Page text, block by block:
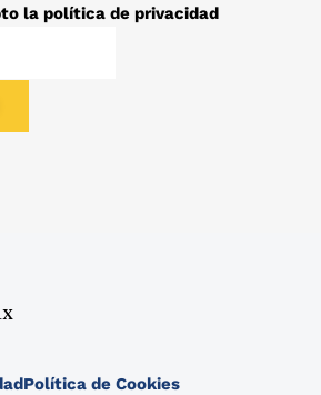
la política de privacidad
Política de Cookies